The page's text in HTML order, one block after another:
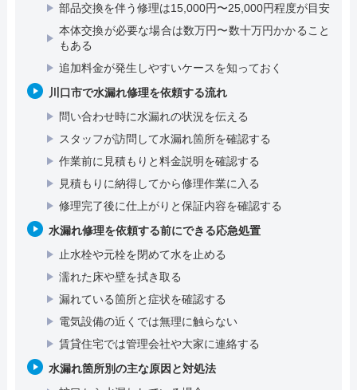
部品交換を伴う修理は15,000円〜25,000円程度が目安
本体交換が必要な場合は数万円〜数十万円かかること
もある
追加料金が発生しやすいケースを知っておく
川口市で水漏れ修理を依頼する流れ
問い合わせ時に水漏れの状況を伝える
スタッフが訪問して水漏れ箇所を確認する
作業前に見積もりと料金説明を確認する
見積もりに納得してから修理作業に入る
修理完了後に仕上がりと保証内容を確認する
水漏れ修理を依頼する前にできる応急処置
止水栓や元栓を閉めて水を止める
濡れた床や壁を拭き取る
漏れている箇所と症状を確認する
電気設備の近くでは無理に触らない
賃貸住宅では管理会社や大家に連絡する
水漏れ箇所別の主な原因と対処法